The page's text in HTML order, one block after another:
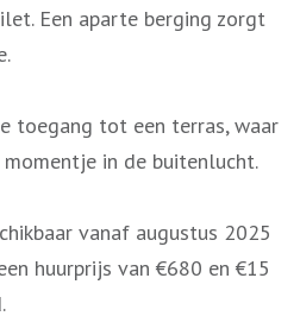
Een aparte berging zorgt
toegang tot een terras, waar
in de buitenlucht.
vanaf augustus 2025
huurprijs van €680 en €15